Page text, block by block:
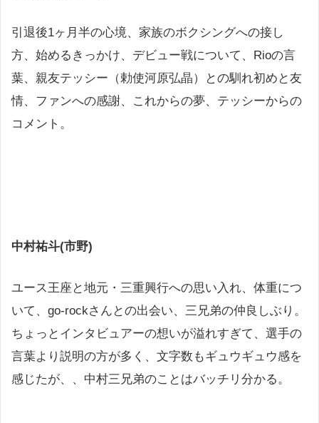
引退後1ヶ月半の心境、家族のボクシングへの接し
方、始めるきっかけ、デビュー戦について、Rioの言
葉、親友テッシー（勅使河原弘晶）との馴れ初めと友
情、ファンへの感謝、これからの夢、テッシーからの
コメント。
中村祐斗(市野)
ユース王座と地元・三重興行への思い入れ、体重につ
いて、go-rockさんとの出会い、三兄弟の仲良しぶり。
ちょっとインタビュアーの想いが溢れすぎて、選手の
言葉より説明の方が多く、文字数もギュウギュウ感を
感じたが、、中村三兄弟のことはバッチリ分かる。